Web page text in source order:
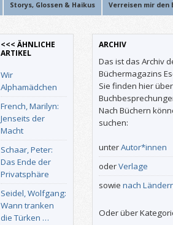
Storys, Glossen & Haikus Verreisen mir den
<<< ÄHNLICHE
ARTIKEL
Wir
Alphamädchen
French, Marilyn:
Jenseits der
Macht
Schaar, Peter:
Das Ende der
Privatsphäre
Seidel, Wolfgang:
Wann tranken
die Türken …
ARCHIV
Das ist das Archiv
Büchermagazins
Sie finden hier
Nach Büchern
suchen:
unterAutor*innen
oderVerlage
sowie nach
Oder über